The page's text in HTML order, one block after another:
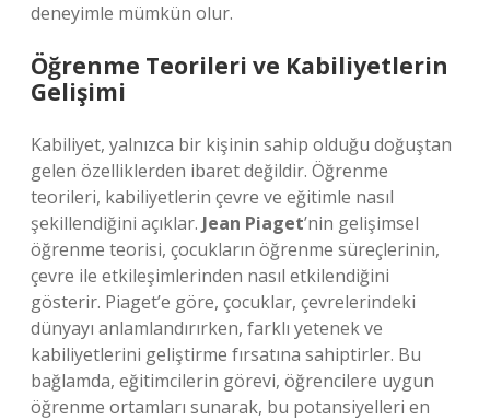
deneyimle mümkün olur.
Öğrenme Teorileri ve Kabiliyetlerin
Gelişimi
Kabiliyet, yalnızca bir kişinin sahip olduğu doğuştan
gelen özelliklerden ibaret değildir. Öğrenme
teorileri, kabiliyetlerin çevre ve eğitimle nasıl
şekillendiğini açıklar. Jean Piaget’nin gelişimsel
öğrenme teorisi, çocukların öğrenme süreçlerinin,
çevre ile etkileşimlerinden nasıl etkilendiğini
gösterir. Piaget’e göre, çocuklar, çevrelerindeki
dünyayı anlamlandırırken, farklı yetenek ve
kabiliyetlerini geliştirme fırsatına sahiptirler. Bu
bağlamda, eğitimcilerin görevi, öğrencilere uygun
öğrenme ortamları sunarak, bu potansiyelleri en